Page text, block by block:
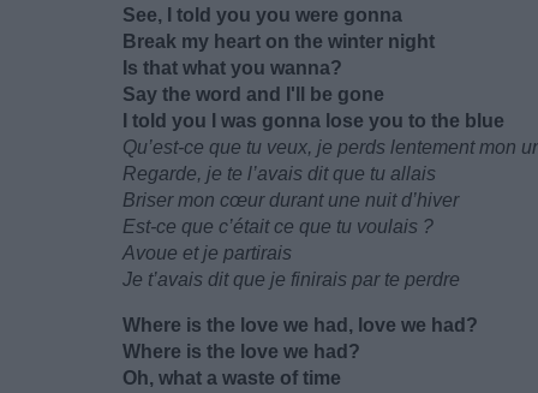
See, I told you you were gonna
Break my heart on the winter night
Is that what you wanna?
Say the word and I'll be gone
I told you I was gonna lose you to the blue
Qu’est-ce que tu veux, je perds lentement mon
Regarde, je te l’avais dit que tu allais
Briser mon cœur durant une nuit d’hiver
Est-ce que c’était ce que tu voulais ?
Avoue et je partirais
Je t’avais dit que je finirais par te perdre
Where is the love we had, love we had?
Where is the love we had?
Oh, what a waste of time